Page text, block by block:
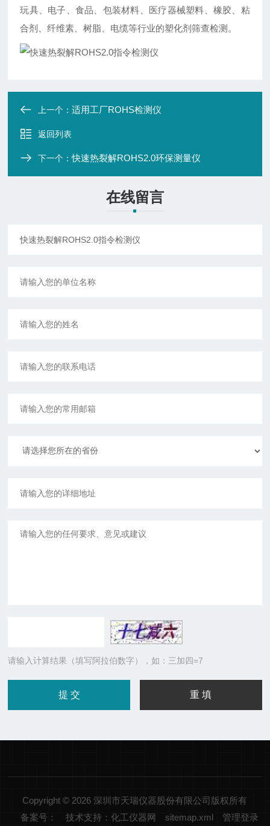
玩具、电子、食品、包装材料、医疗器械塑料、橡胶、粘
合剂、纤维素、树脂、电缆等行业的塑化剂筛查检测。
上一个：适用工厂ROHS检测仪
返回列表
下一个：快速热裂解ROHS2.0环保测量仪
在线留言
请输入计算结果（填写阿拉伯数字），如：三加四=7
Copyright © 2026 深圳市天瑞仪器股份有限公司版权所有
备案号：
技术支持：化工仪器网 sitemap.xml 管理登录